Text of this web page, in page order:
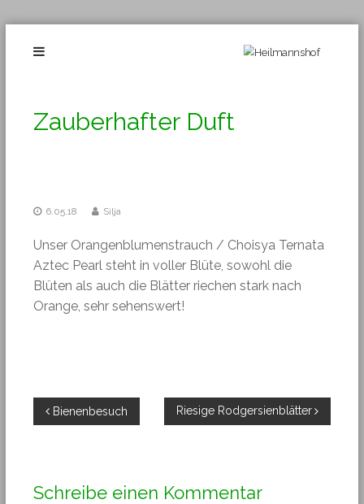
Inhalt
Heilmannshof
Zauberhafter Duft
6.05.18 Silja
Unser Orangenblumenstrauch / Choisya Ternata
Aztec Pearl steht in voller Blüte, sowohl die
Blüten als auch die Blätter riechen stark nach
Orange, sehr sehenswert!
Beitragsnavigation
Bienenbesuch Riesige Rodgersienblätter
Schreibe einen Kommentar